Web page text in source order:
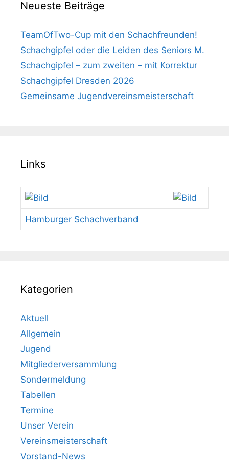
Neueste Beiträge
TeamOfTwo-Cup mit den Schachfreunden!
Schachgipfel oder die Leiden des Seniors M.
Schachgipfel – zum zweiten – mit Korrektur
Schachgipfel Dresden 2026
Gemeinsame Jugendvereinsmeisterschaft
Links
Hamburger Schachverband
Kategorien
Aktuell
Allgemein
Jugend
Mitgliederversammlung
Sondermeldung
Tabellen
Termine
Unser Verein
Vereinsmeisterschaft
Vorstand-News